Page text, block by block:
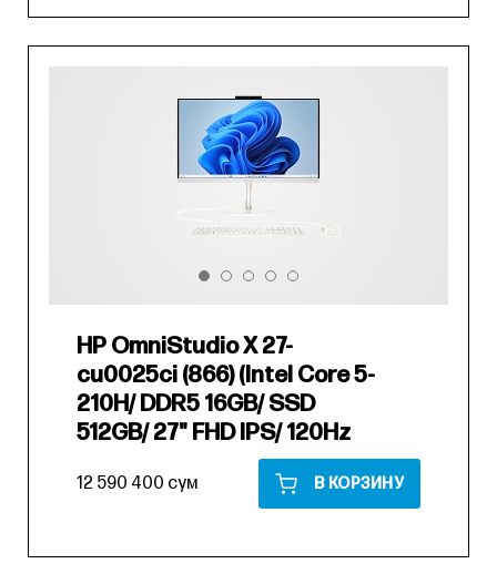
HP OmniStudio X 27-
cu0025ci (866) (Intel Core 5-
210H/ DDR5 16GB/ SSD
512GB/ 27" FHD IPS/ 120Hz
12 590 400 сум В КОРЗИНУ